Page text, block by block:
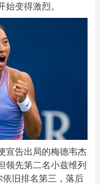
变得激烈。
宣告出局的梅德韦杰
领先第二名小兹维列
旧排名第三，落后